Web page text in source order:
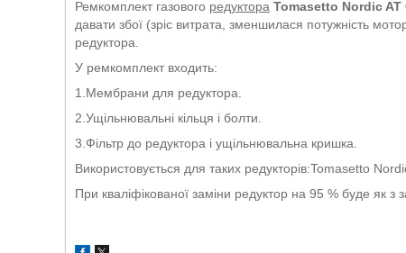
Ремкомплект газового редуктора Tomasetto Nordic AT
давати збої (зріс витрата, зменшилася потужність
редуктора.
У ремкомплект входить:
1.Мембрани для редуктора.
2.Ущільнювальні кільця і болти.
3.Фільтр до редуктора і ущільнювальна кришка.
Використовується для таких редукторів:Tomasetto
При кваліфікованої заміни редуктор на 95 % буде як з